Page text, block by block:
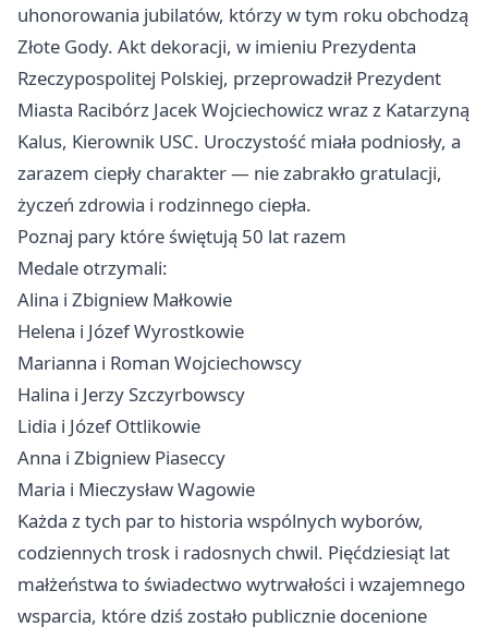
uhonorowania jubilatów, którzy w tym roku obchodzą
Złote Gody. Akt dekoracji, w imieniu Prezydenta
Rzeczypospolitej Polskiej, przeprowadził Prezydent
Miasta Racibórz Jacek Wojciechowicz wraz z Katarzyną
Kalus, Kierownik USC. Uroczystość miała podniosły, a
zarazem ciepły charakter — nie zabrakło gratulacji,
życzeń zdrowia i rodzinnego ciepła.
Poznaj pary które świętują 50 lat razem
Medale otrzymali:
Alina i Zbigniew Małkowie
Helena i Józef Wyrostkowie
Marianna i Roman Wojciechowscy
Halina i Jerzy Szczyrbowscy
Lidia i Józef Ottlikowie
Anna i Zbigniew Piaseccy
Maria i Mieczysław Wagowie
Każda z tych par to historia wspólnych wyborów,
codziennych trosk i radosnych chwil. Pięćdziesiąt lat
małżeństwa to świadectwo wytrwałości i wzajemnego
wsparcia, które dziś zostało publicznie docenione